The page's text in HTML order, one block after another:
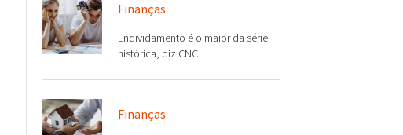
Finanças
Endividamento é o maior da série
histórica, diz CNC
Finanças